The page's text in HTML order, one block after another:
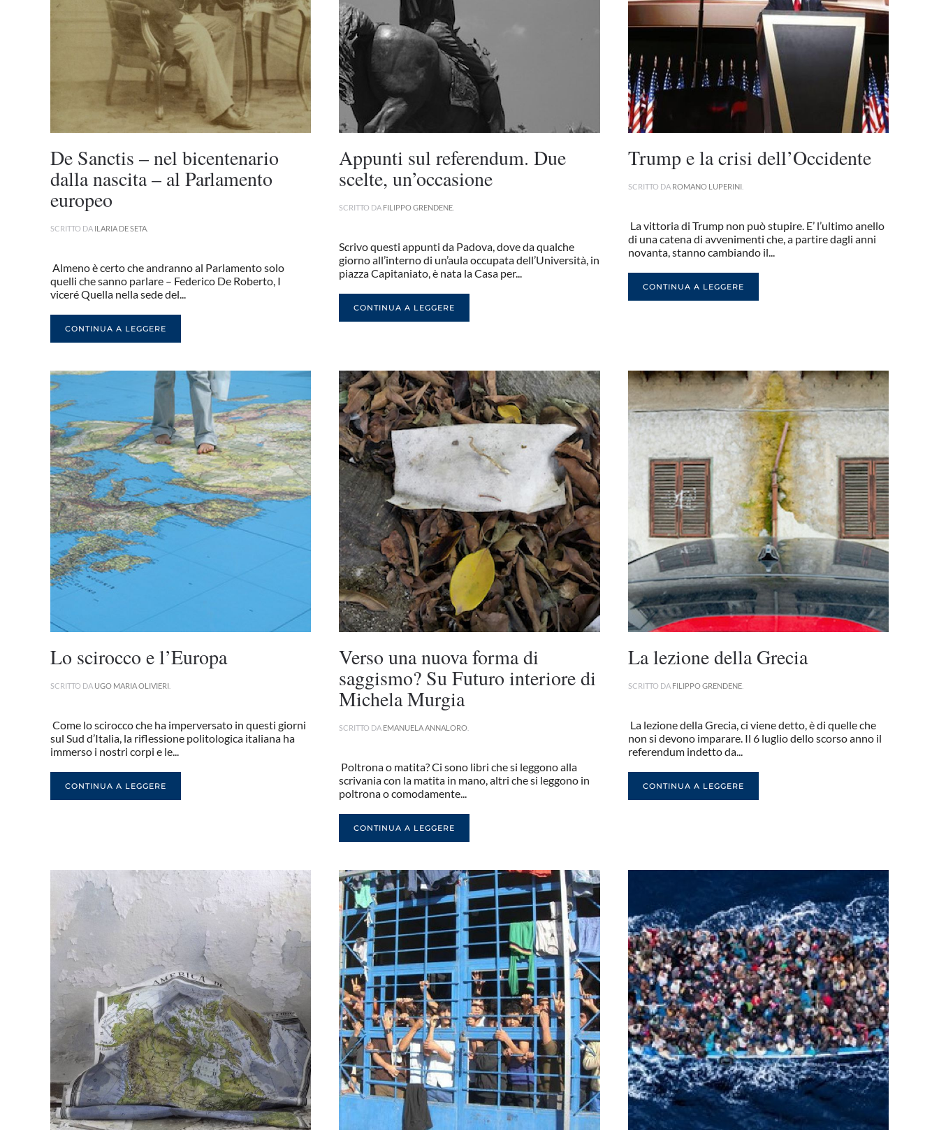
De Sanctis – nel bicentenario
dalla nascita – al Parlamento
europeo
SCRITTO DA ILARIA DE SETA
Almeno è certo che andranno al Parlamento solo
quelli che sanno parlare – Federico De Roberto, I
viceré Quella nella sede del...
CONTINUA A LEGGERE
Appunti sul referendum. Due
scelte, un’occasione
SCRITTO DA FILIPPO GRENDENE
Scrivo questi appunti da Padova, dove da qualche
giorno all’interno di un’aula occupata dell’Università, in
piazza Capitaniato, è nata la Casa per...
CONTINUA A LEGGERE
Trump e la crisi dell’Occidente
SCRITTO DA ROMANO LUPERINI.
La vittoria di Trump non può stupire. E’ l’ultimo anello
di una catena di avvenimenti che, a partire dagli anni
novanta, stanno cambiando il...
CONTINUA A LEGGERE
Lo scirocco e l’Europa
SCRITTO DA UGO MARIA OLIVIERI
Come lo scirocco che ha imperversato in questi giorni
sul Sud d’Italia, la riflessione politologica italiana ha
immerso i nostri corpi e le...
CONTINUA A LEGGERE
Verso una nuova forma di
saggismo? Su Futuro interiore di
Michela Murgia
SCRITTO DA EMANUELA ANNALORO
Poltrona o matita? Ci sono libri che si leggono alla
scrivania con la matita in mano, altri che si leggono in
poltrona o comodamente...
CONTINUA A LEGGERE
La lezione della Grecia
SCRITTO DA FILIPPO GRENDENE.
La lezione della Grecia, ci viene detto, è di quelle che
non si devono imparare. Il 6 luglio dello scorso anno il
referendum indetto da...
CONTINUA A LEGGERE